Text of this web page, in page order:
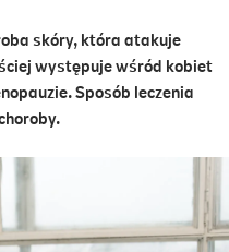
skóry, która atakuje
występuje wśród kobiet
Sposób leczenia